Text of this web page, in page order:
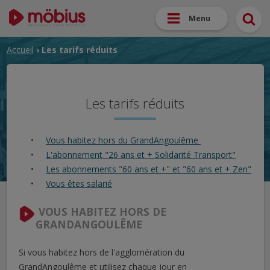
Menu
Accueil › Les tarifs réduits
Les tarifs réduits
Vous habitez hors du GrandAngoulême
L'abonnement "26 ans et + Solidarité Transport"
Les abonnements "60 ans et +" et "60 ans et + Zen"
Vous êtes salarié
VOUS HABITEZ HORS DE
GRANDANGOULÊME
Si vous habitez hors de l'agglomération du
GrandAngoulême et utilisez chaque jour en